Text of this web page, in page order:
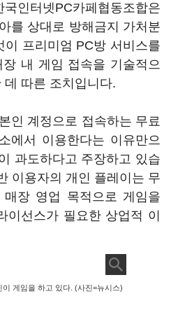
인터넷PC카페협동조합은
를 상대로 방해금지 가처분
이 프리미엄 PC방 서비스를
내 게임 접속을 기술적으
따른 조치입니다.
인 계정으로 접속하는 무료
에서 이용한다는 이유만으
과도하다고 주장하고 있습
이용자의 개인 플레이는 무
장 영업 목적으로 게임을
이선스가 필요한 상업적 이
게임을 하고 있다. (사진=뉴시스)